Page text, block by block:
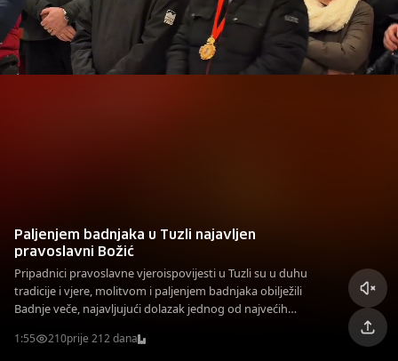
Paljenjem badnjaka u Tuzli najavljen
pravoslavni Božić
Pripadnici pravoslavne vjeroispovijesti u Tuzli su u duhu
tradicije i vjere, molitvom i paljenjem badnjaka obilježili
Badnje veče, najavljujući dolazak jednog od najvećih
1:55 210prije 212 dana